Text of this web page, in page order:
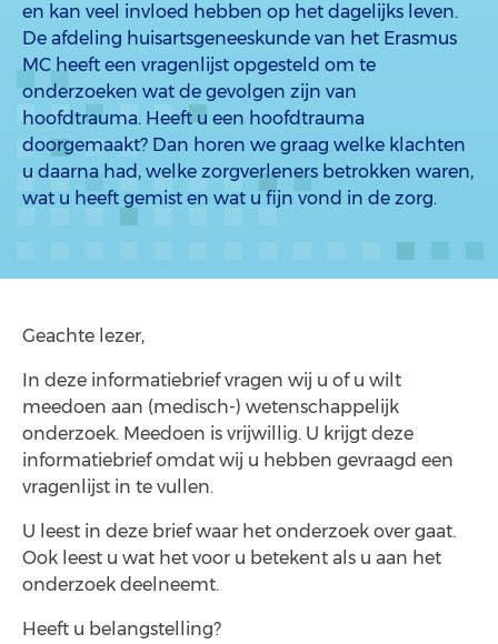
en kan veel invloed hebben op het dagelijks leven.
De afdeling huisartsgeneeskunde van het Erasmus
MC heeft een vragenlijst opgesteld om te
onderzoeken wat de gevolgen zijn van
hoofdtrauma. Heeft u een hoofdtrauma
doorgemaakt? Dan horen we graag welke klachten
u daarna had, welke zorgverleners betrokken waren,
wat u heeft gemist en wat u fijn vond in de zorg.
Geachte lezer,
In deze informatiebrief vragen wij u of u wilt
meedoen aan (medisch-) wetenschappelijk
onderzoek. Meedoen is vrijwillig. U krijgt deze
informatiebrief omdat wij u hebben gevraagd een
vragenlijst in te vullen.
U leest in deze brief waar het onderzoek over gaat.
Ook leest u wat het voor u betekent als u aan het
onderzoek deelneemt.
Heeft u belangstelling?